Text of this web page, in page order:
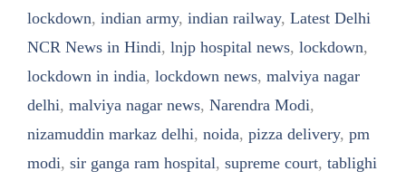
lockdown, indian army, indian railway, Latest Delhi
NCR News in Hindi, lnjp hospital news, lockdown,
lockdown in india, lockdown news, malviya nagar
delhi, malviya nagar news, Narendra Modi,
nizamuddin markaz delhi, noida, pizza delivery, pm
modi, sir ganga ram hospital, supreme court, tablighi